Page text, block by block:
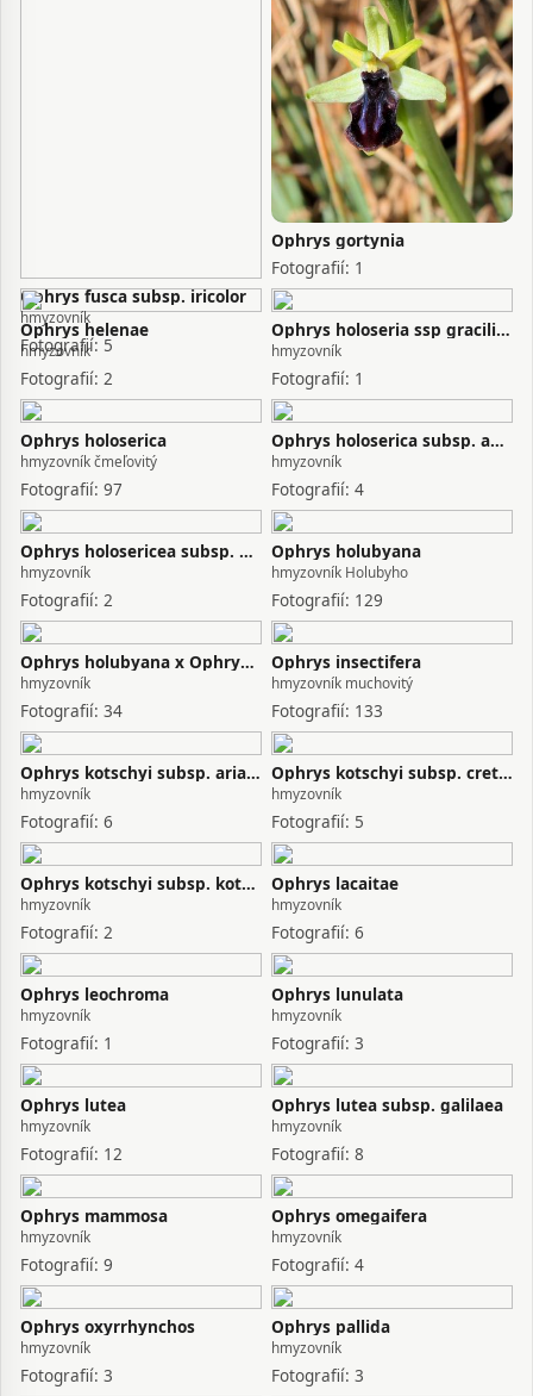
Ophrys fusca subsp. iricolor
hmyzovník
Fotografií: 5
Ophrys gortynia
Fotografií: 1
Ophrys helenae
hmyzovník
Fotografií: 2
Ophrys holoseria ssp gracilis x Ophrys lacaitae
hmyzovník
Fotografií: 1
Ophrys holoserica
hmyzovník čmeľovitý
Fotografií: 97
Ophrys holoserica subsp. apulica
hmyzovník
Fotografií: 4
Ophrys holosericea subsp. gracilis
hmyzovník
Fotografií: 2
Ophrys holubyana
hmyzovník Holubyho
Fotografií: 129
Ophrys holubyana x Ophrys insectifera
hmyzovník
Fotografií: 34
Ophrys insectifera
hmyzovník muchovitý
Fotografií: 133
Ophrys kotschyi subsp. ariadnae
hmyzovník
Fotografií: 6
Ophrys kotschyi subsp. cretica
hmyzovník
Fotografií: 5
Ophrys kotschyi subsp. kotschyi
hmyzovník
Fotografií: 2
Ophrys lacaitae
hmyzovník
Fotografií: 6
Ophrys leochroma
hmyzovník
Fotografií: 1
Ophrys lunulata
hmyzovník
Fotografií: 3
Ophrys lutea
hmyzovník
Fotografií: 12
Ophrys lutea subsp. galilaea
hmyzovník
Fotografií: 8
Ophrys mammosa
hmyzovník
Fotografií: 9
Ophrys omegaifera
hmyzovník
Fotografií: 4
Ophrys oxyrrhynchos
hmyzovník
Fotografií: 3
Ophrys pallida
hmyzovník
Fotografií: 3